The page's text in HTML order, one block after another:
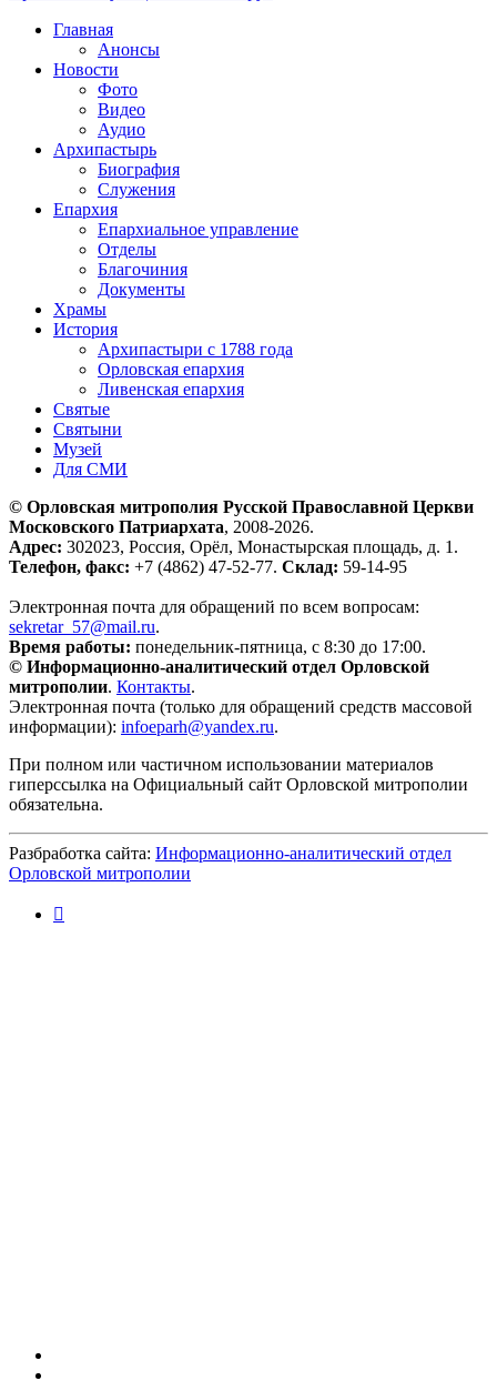
Главная
Анонсы
Новости
Фото
Видео
Аудио
Архипастырь
Биография
Служения
Епархия
Епархиальное управление
Отделы
Благочиния
Документы
Храмы
История
Архипастыри с 1788 года
Орловская епархия
Ливенская епархия
Святые
Святыни
Музей
Для СМИ
© Орловская митрополия Русской Православной Церкви
Московского Патриархата, 2008-2026.
Адрес: 302023, Россия, Орёл, Монастырская площадь, д. 1.
Телефон, факс: +7 (4862) 47-52-77. Склад: 59-14-95
Электронная почта для обращений по всем вопросам:
sekretar_57@mail.ru.
Время работы: понедельник-пятница, с 8:30 до 17:00.
© Информационно-аналитический отдел Орловской
митрополии. Контакты.
Электронная почта (только для обращений средств массовой
информации): infoeparh@yandex.ru.
При полном или частичном использовании материалов
гиперссылка на Официальный сайт Орловской митрополии
обязательна.
Разбработка сайта: Информационно-аналитический отдел
Орловской митрополии